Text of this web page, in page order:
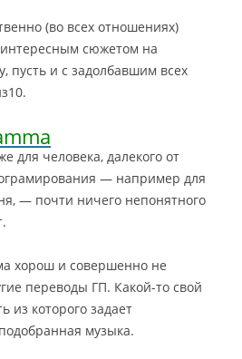
(во всех отношениях)
сюжетом на
пусть и с задолбавшим всех
для человека, далекого от
— например для
— почти ничего непонятного
хорош и совершенно не
переводы ГП. Какой-то свой
из которого задает
музыка.